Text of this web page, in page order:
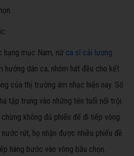
hạng mục Nam, nữ ca sĩ cải lương
hưởng dân ca; nhóm hát đều cho kết
của thị trường âm nhạc hiện nay. Số
tập trung vào những tên tuổi nổi trội.
không đủ phiếu để đi tiếp vòng
rút, họ nhận được nhiều phiếu đề
hàng bước vào vòng bầu chọn.